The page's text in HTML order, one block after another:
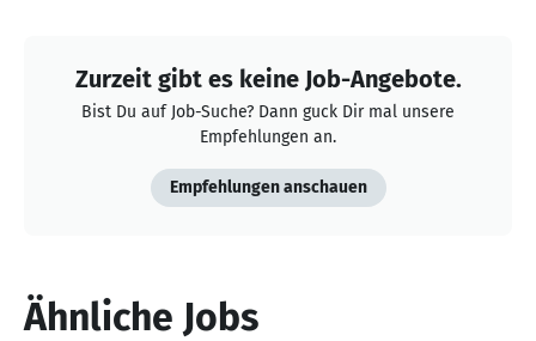
Zurzeit gibt es keine Job-Angebote.
Bist Du auf Job-Suche? Dann guck Dir mal unsere
Empfehlungen an.
Empfehlungen anschauen
Ähnliche Jobs